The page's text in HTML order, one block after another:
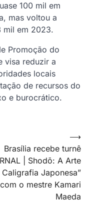
100 mil em
mas voltou a
mil em 2023.
Promoção do
visa reduzir a
locais
de recursos do
e burocrático.
Brasília recebe turnê
| Shodō: A Arte
Japonesa”
com o mestre Kamari
Maeda
⟶